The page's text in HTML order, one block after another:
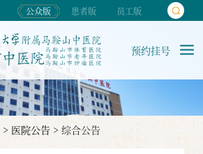
公众版 患者版 员工版
预约挂号
> 医院公告> 综合公告